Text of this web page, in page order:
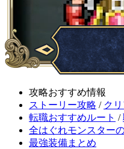
攻略おすすめ情報
ストーリー攻略 / ク
転職おすすめルート /
全はぐれモンスター
最強装備まとめ